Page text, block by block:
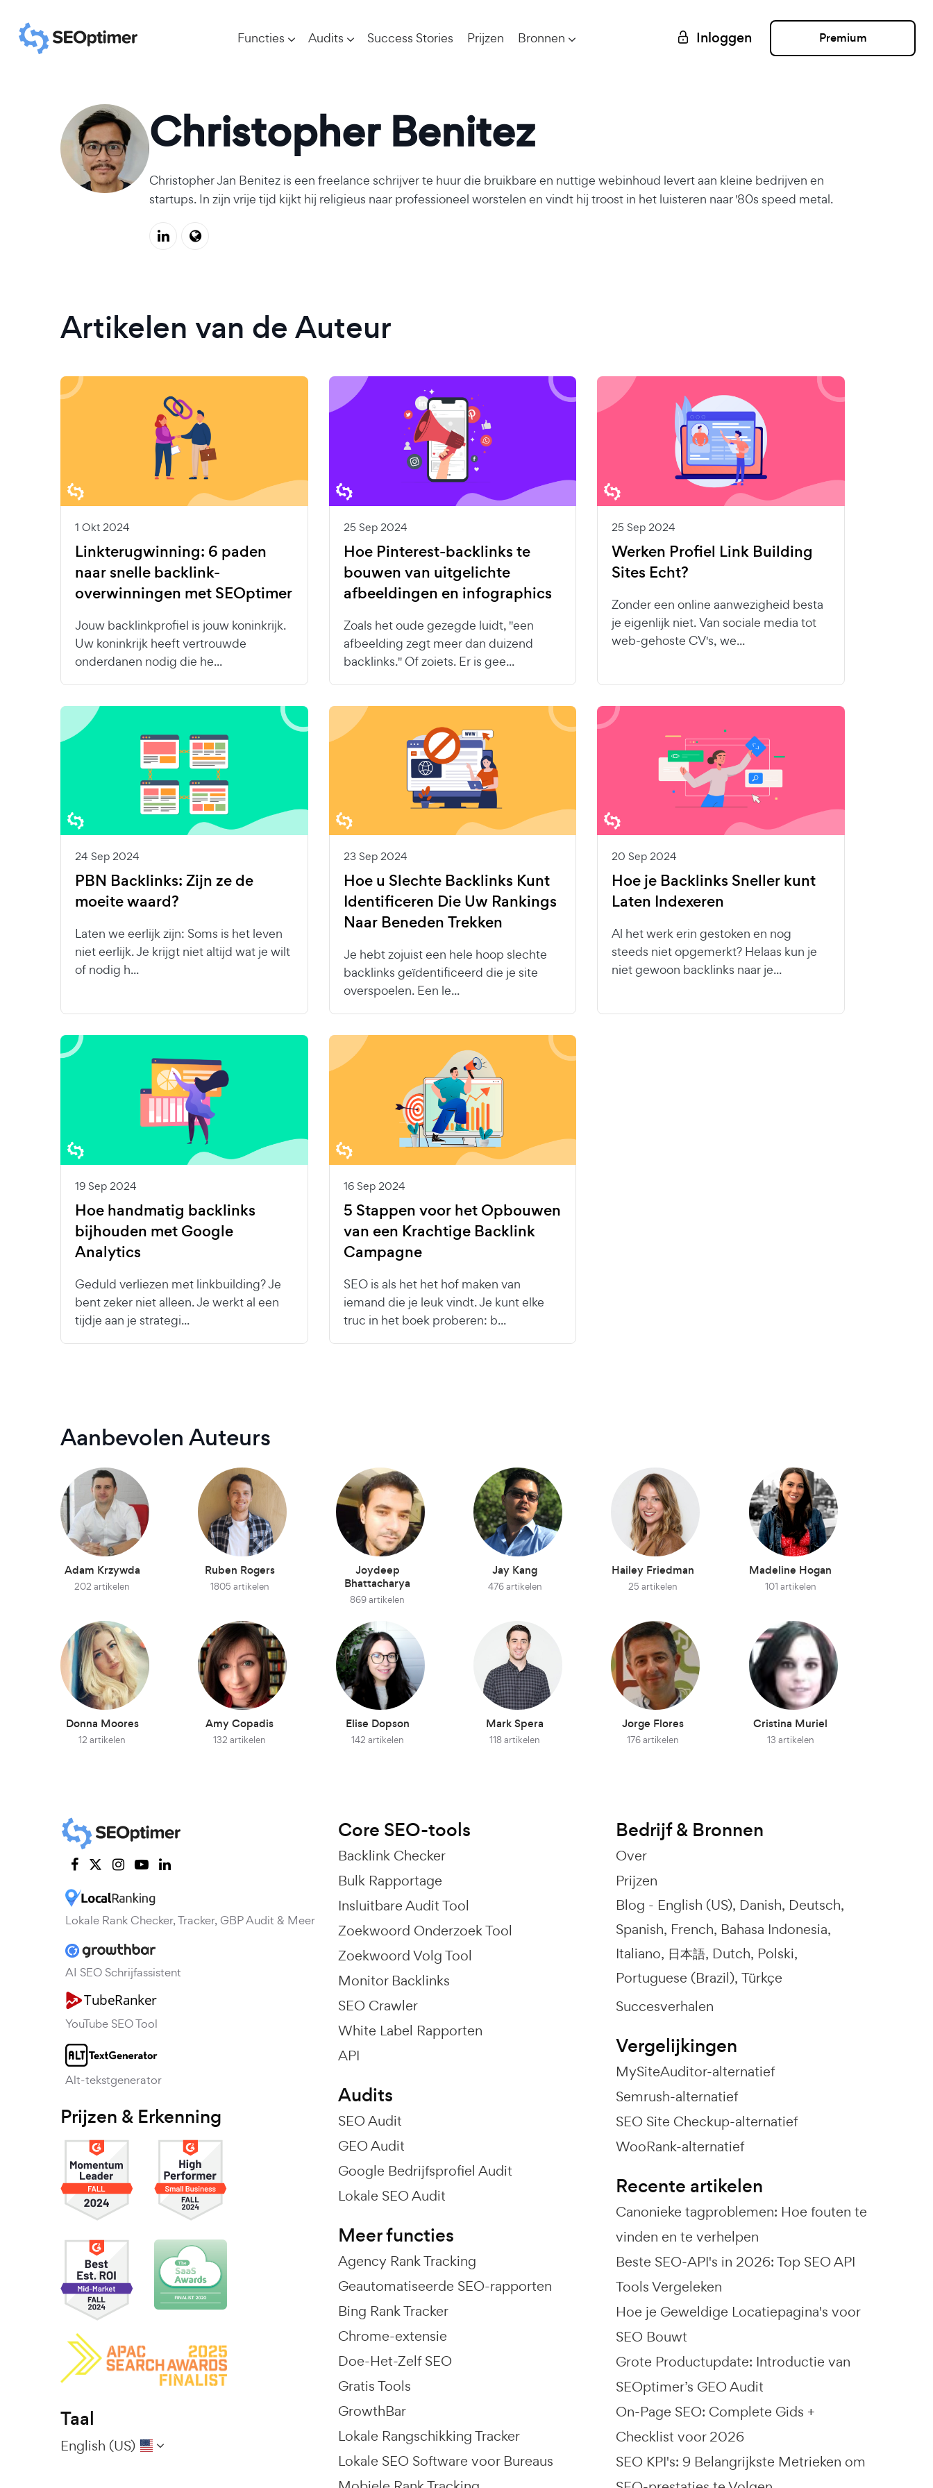
Functies Audits Success Stories Prijzen Bronnen Inloggen Premium
Christopher Benitez
Christopher Jan Benitez is een freelance schrijver te huurdie bruikbare en nuttige webinhoud levert aan kleine bedrijven en
startups. In zijn vrije tijd kijkt hij religieus naar professioneel worstelen en vindt hij troost in het luisteren naar '80s speed metal.
Artikelen van de Auteur
1 Okt 2024
Linkterugwinning: 6 paden
naar snelle backlink-
overwinningen met SEOptimer
Jouw backlinkprofiel is jouw koninkrijk.
Uw koninkrijk heeft vertrouwde
onderdanen nodig die he...
25 Sep 2024
Hoe Pinterest-backlinks te
bouwen van uitgelichte
afbeeldingen en infographics
Zoals het oude gezegde luidt, "een
afbeelding zegt meer dan duizend
backlinks." Of zoiets. Er is gee...
25 Sep 2024
Werken Profiel Link Building
Sites Echt?
Zonder een online aanwezigheid besta
je eigenlijk niet. Van sociale media tot
web-gehoste CV's, we...
24 Sep 2024
PBN Backlinks: Zijn ze de
moeite waard?
Laten we eerlijk zijn: Soms is het leven
niet eerlijk. Je krijgt niet altijd wat je wilt
of nodig h...
23 Sep 2024
Hoe u Slechte Backlinks Kunt
Identificeren Die Uw Rankings
Naar Beneden Trekken
Je hebt zojuist een hele hoop slechte
backlinks geïdentificeerd die je site
overspoelen. Een le...
20 Sep 2024
Hoe je Backlinks Sneller kunt
Laten Indexeren
Al het werk erin gestoken en nog
steeds niet opgemerkt? Helaas kun je
niet gewoon backlinks naar je...
19 Sep 2024
Hoe handmatig backlinks
bijhouden met Google
Analytics
Geduld verliezen met linkbuilding? Je
bent zeker niet alleen. Je werkt al een
tijdje aan je strategi...
16 Sep 2024
5 Stappen voor het Opbouwen
van een Krachtige Backlink
Campagne
SEO is als het het hof maken van
iemand die je leuk vindt. Je kunt elke
truc in het boek proberen: b...
Aanbevolen Auteurs
Adam Krzywda
202 artikelen
Ruben Rogers
1805 artikelen
Joydeep
Bhattacharya
869 artikelen
Jay Kang
476 artikelen
Hailey Friedman
25 artikelen
Madeline Hogan
101 artikelen
Donna Moores
12 artikelen
Amy Copadis
132 artikelen
Elise Dopson
142 artikelen
Mark Spera
118 artikelen
Jorge Flores
176 artikelen
Cristina Muriel
13 artikelen
Lokale Rank Checker, Tracker, GBP Audit & Meer
AI SEO Schrijfassistent
YouTube SEO Tool
Alt-tekstgenerator
Prijzen & Erkenning
Taal
English (US)
Core SEO-tools
Backlink Checker
Bulk Rapportage
Insluitbare Audit Tool
Zoekwoord Onderzoek Tool
Zoekwoord Volg Tool
Monitor Backlinks
SEO Crawler
White Label Rapporten
API
Audits
SEO Audit
GEO Audit
Google Bedrijfsprofiel Audit
Lokale SEO Audit
Meer functies
Agency Rank Tracking
Geautomatiseerde SEO-rapporten
Bing Rank Tracker
Chrome-extensie
Doe-Het-Zelf SEO
Gratis Tools
GrowthBar
Lokale Rangschikking Tracker
Lokale SEO Software voor Bureaus
Bedrijf & Bronnen
Over
Prijzen
Blog - English (US) Danish Deutsch
Spanish French Bahasa Indonesia
Italiano 日本語 Dutch Polski
Portuguese (Brazil) Türkçe
Succesverhalen
Vergelijkingen
MySiteAuditor-alternatief
Semrush-alternatief
SEO Site Checkup-alternatief
WooRank-alternatief
Recente artikelen
Canonieke tagproblemen: Hoe fouten te
vinden en te verhelpen
Beste SEO-API's in 2026: Top SEO API
Tools Vergeleken
Hoe je Geweldige Locatiepagina's voor
SEO Bouwt
Grote Productupdate: Introductie van
SEOptimer’s GEO Audit
On-Page SEO: Complete Gids +
Checklist voor 2026
SEO KPI's: 9 Belangrijkste Metrieken om